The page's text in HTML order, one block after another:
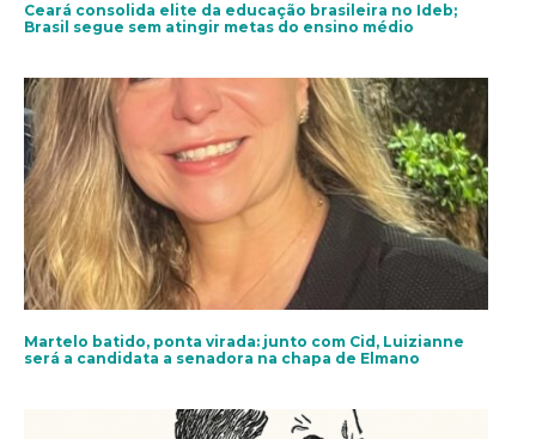
Ceará consolida elite da educação brasileira no Ideb;
Brasil segue sem atingir metas do ensino médio
Martelo batido, ponta virada: junto com Cid, Luizianne
será a candidata a senadora na chapa de Elmano